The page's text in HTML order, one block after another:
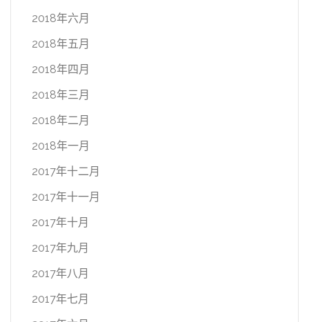
2018年六月
2018年五月
2018年四月
2018年三月
2018年二月
2018年一月
2017年十二月
2017年十一月
2017年十月
2017年九月
2017年八月
2017年七月